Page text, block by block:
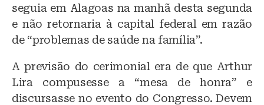
seguia em Alagoas na manhã desta segunda
e não retornaria à capital federal em razão
de “problemas de saúde na família”.
A previsão do cerimonial era de que Arthur
Lira compusesse a “mesa de honra” e
discursasse no evento do Congresso. Devem